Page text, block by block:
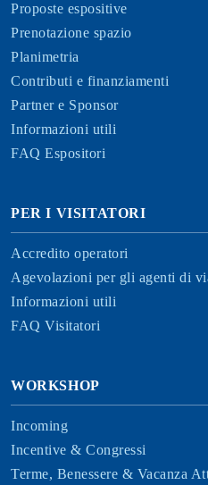
Proposte espositive
Prenotazione spazio
Planimetria
Contributi e finanziamenti
Partner e Sponsor
Informazioni utili
FAQ Espositori
PER I VISITATORI
Accredito operatori
Agevolazioni per gli agenti di
Informazioni utili
FAQ Visitatori
WORKSHOP
Incoming
Incentive & Congressi
Terme, Benessere & Vacanza